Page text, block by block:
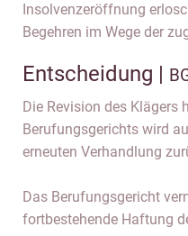
Insolvenzeröffnung
Begehren im Wege der
Entscheidung |
Die Revision des Klägers
Berufungsgerichts wird
erneuten Verhandlung
Das Berufungsgericht
fortbestehende Haftung